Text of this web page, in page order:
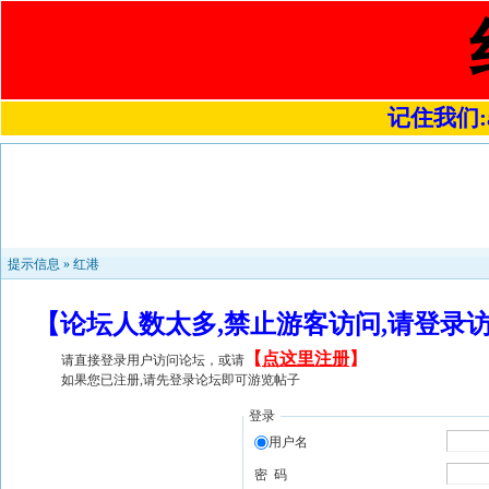
记住我们
提示信息 » 红港
【论坛人数太多,禁止游客访问,请登
请直接登录用户访问论坛，或请 【 点这里注册】
如果您已注册,请先登录论坛即可游览帖子
登录
用户名
密 码